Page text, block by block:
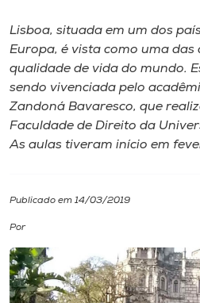
A
Unoesc
Internacionalização
I.nova
Diplomados
Cultura
CPA
Lisboa, situada em um dos
Europa, é vista como uma das
qualidade de vida do mundo.
sendo vivenciada pelo
Zandoná Bavaresco, que
Faculdade de Direito da
As aulas tiveram início em
Publicado em 14/03/2019
Por